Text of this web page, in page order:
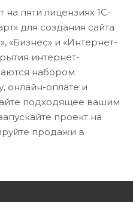
пяти лицензиях 1С-
для создания сайта
«Бизнес» и «Интернет-
интернет-
набором
онлайн-оплате и
подходящее вашим
проект на
продажи в